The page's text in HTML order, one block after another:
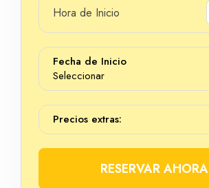
Dias
Hora de Inicio
Fecha de Inicio
Seleccionar
Precios extras:
RESERVAR AHORA